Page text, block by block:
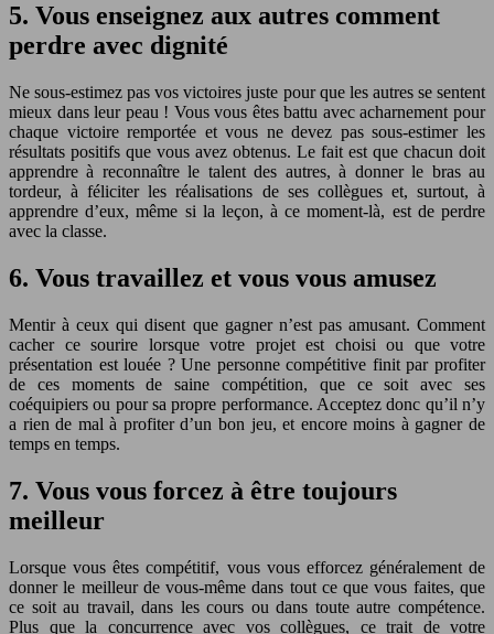
5. Vous enseignez aux autres comment
perdre avec dignité
Ne sous-estimez pas vos victoires juste pour que les autres se sentent
mieux dans leur peau ! Vous vous êtes battu avec acharnement pour
chaque victoire remportée et vous ne devez pas sous-estimer les
résultats positifs que vous avez obtenus. Le fait est que chacun doit
apprendre à reconnaître le talent des autres, à donner le bras au
tordeur, à féliciter les réalisations de ses collègues et, surtout, à
apprendre d’eux, même si la leçon, à ce moment-là, est de perdre
avec la classe.
6. Vous travaillez et vous vous amusez
Mentir à ceux qui disent que gagner n’est pas amusant. Comment
cacher ce sourire lorsque votre projet est choisi ou que votre
présentation est louée ? Une personne compétitive finit par profiter
de ces moments de saine compétition, que ce soit avec ses
coéquipiers ou pour sa propre performance. Acceptez donc qu’il n’y
a rien de mal à profiter d’un bon jeu, et encore moins à gagner de
temps en temps.
7. Vous vous forcez à être toujours
meilleur
Lorsque vous êtes compétitif, vous vous efforcez généralement de
donner le meilleur de vous-même dans tout ce que vous faites, que
ce soit au travail, dans les cours ou dans toute autre compétence.
Plus que la concurrence avec vos collègues, ce trait de votre